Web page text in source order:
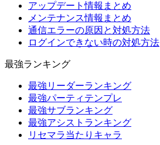
アップデート情報まとめ
メンテナンス情報まとめ
通信エラーの原因と対処方法
ログインできない時の対処方法
最強ランキング
最強リーダーランキング
最強パーティテンプレ
最強サブランキング
最強アシストランキング
リセマラ当たりキャラ